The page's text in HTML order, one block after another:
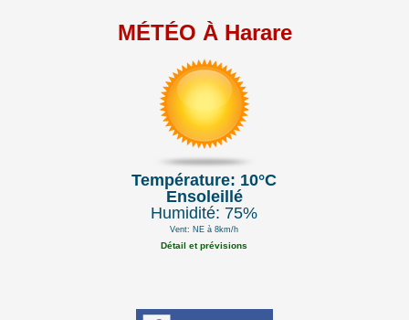
MÉTÉO À Harare
Température: 10°C
Ensoleillé
Humidité: 75%
Vent: NE à 8km/h
Détail et prévisions